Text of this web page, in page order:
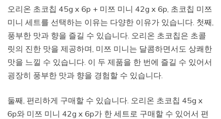
오리온 초코칩 45g x 6p + 미쯔 미니 42g x 6p, 초코칩 미쯔
미니 세트를 선택하는 이유는 다양한 이유가 있습니다. 첫째,
풍부한 맛과 향을 즐길 수 있습니다. 오리온 초코칩은 초콜
릿의 진한 맛을 제공하며, 미쯔 미니는 달콤하면서도 상쾌한
맛을 느낄 수 있습니다. 이 두 제품을 한 번에 즐길 수 있어서
굉장히 풍부한 맛과 향을 경험할 수 있습니다.
둘째, 편리하게 구매할 수 있습니다. 오리온 초코칩 45g x
6p와 미쯔 미니 42g x 6p가 한 세트로 구매할 수 있어서 편